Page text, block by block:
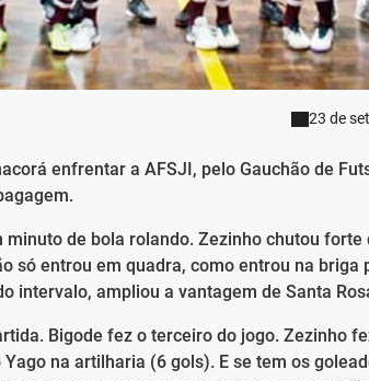
23 de
enfrentar a AFSJI, pelo Gauchão de
de bola rolando. Zezinho chutou forte
só entrou em quadra, como entrou na briga
intervalo, ampliou a vantagem de Santa
Bigode fez o terceiro do jogo. Zezinho
na artilharia (6 gols). E se tem os